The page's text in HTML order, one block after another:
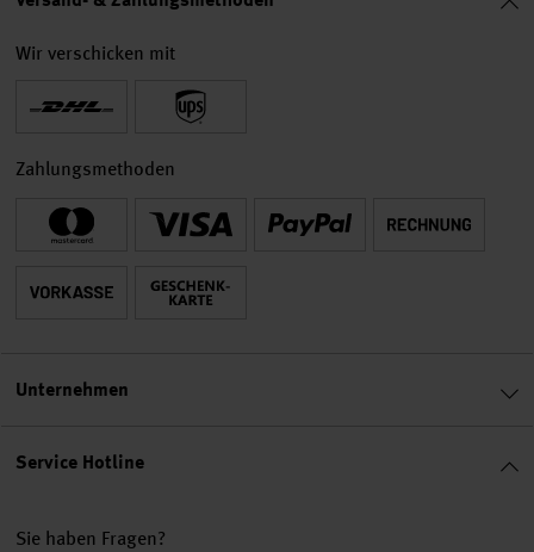
Service Hotline
Sie haben Fragen?
Wir verschicken mit
Zahlungsmethoden
Unternehmen